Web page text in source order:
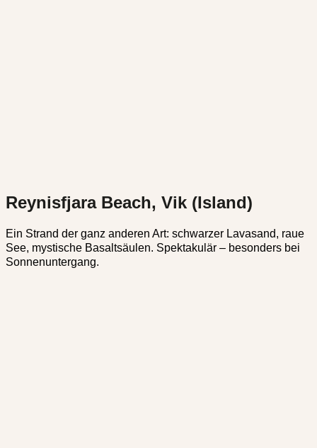
Reynisfjara Beach, Vik (Island)
Ein Strand der ganz anderen Art: schwarzer Lavasand, raue
See, mystische Basaltsäulen. Spektakulär – besonders bei
Sonnenuntergang.